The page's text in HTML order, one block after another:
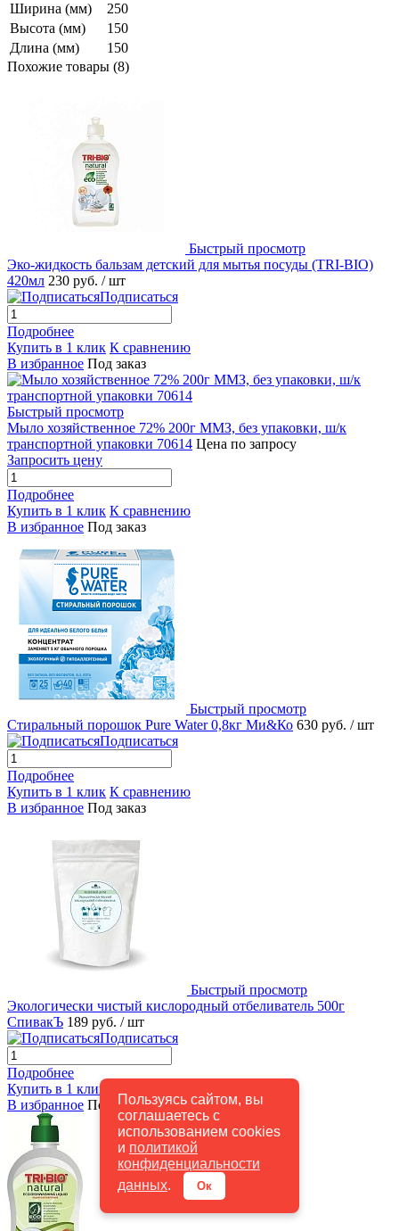
Пользуясь сайтом, вы
соглашаетесь с
использованием cookies
и политикой
конфиденциальности
данных. Ок
Ширина (мм)
250
Высота (мм)
150
Длина (мм)
150
Похожие товары (8)
Быстрый просмотр
Эко-жидкость бальзам детский для мытья посуды (TRI-BIO)
420мл 230 руб. / шт
Подписаться
Подробнее
Купить в 1 клик К сравнению
В избранное Под заказ
Быстрый просмотр
Мыло хозяйственное 72% 200г ММЗ, без упаковки, ш/к
транспортной упаковки 70614 Цена по запросу
Запросить цену
Подробнее
Купить в 1 клик К сравнению
В избранное Под заказ
Быстрый просмотр
Стиральный порошок Pure Water 0,8кг Ми&Ко 630 руб. / шт
Подписаться
Подробнее
Купить в 1 клик К сравнению
В избранное Под заказ
Быстрый просмотр
Экологически чистый кислородный отбеливатель 500г
СпивакЪ 189 руб. / шт
Подписаться
Подробнее
Купить в 1 клик
В избранное Под заказ